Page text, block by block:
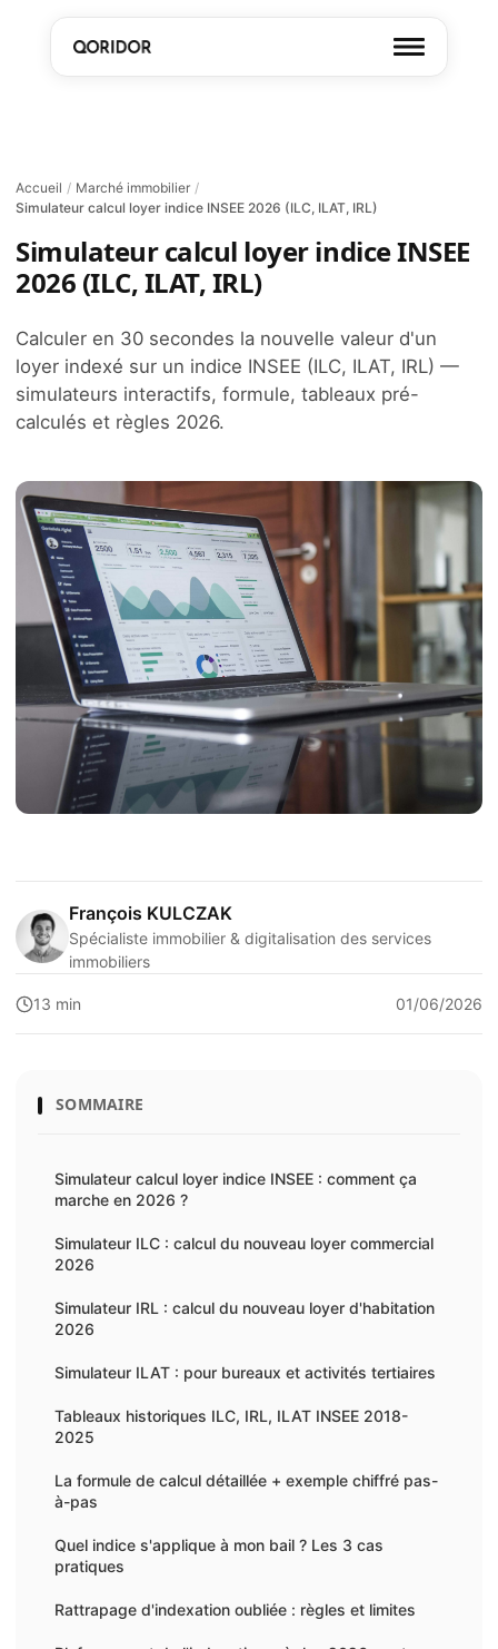
Accueil / Marché immobilier /
Simulateur calcul loyer indice INSEE 2026 (ILC, ILAT, IRL)
Simulateur calcul loyer indice INSEE
2026 (ILC, ILAT, IRL)
Calculer en 30 secondes la nouvelle valeur d'un
loyer indexé sur un indice INSEE (ILC, ILAT, IRL) —
simulateurs interactifs, formule, tableaux pré-
calculés et règles 2026.
François KULCZAK
Spécialiste immobilier & digitalisation des services
immobiliers
13 min 01/06/2026
SOMMAIRE
Simulateur calcul loyer indice INSEE : comment ça
marche en 2026 ?
Simulateur ILC : calcul du nouveau loyer commercial
2026
Simulateur IRL : calcul du nouveau loyer d'habitation
2026
Simulateur ILAT : pour bureaux et activités tertiaires
Tableaux historiques ILC, IRL, ILAT INSEE 2018-
2025
La formule de calcul détaillée + exemple chiffré pas-
à-pas
Quel indice s'applique à mon bail ? Les 3 cas
pratiques
Rattrapage d'indexation oubliée : règles et limites